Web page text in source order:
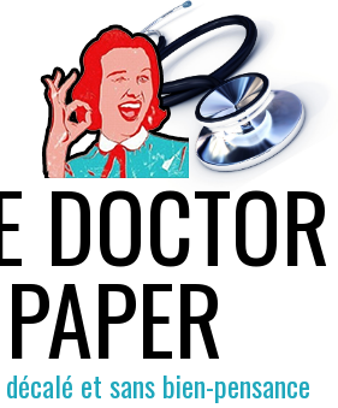
DOCTOR
PAPER
et sans bien-pensance